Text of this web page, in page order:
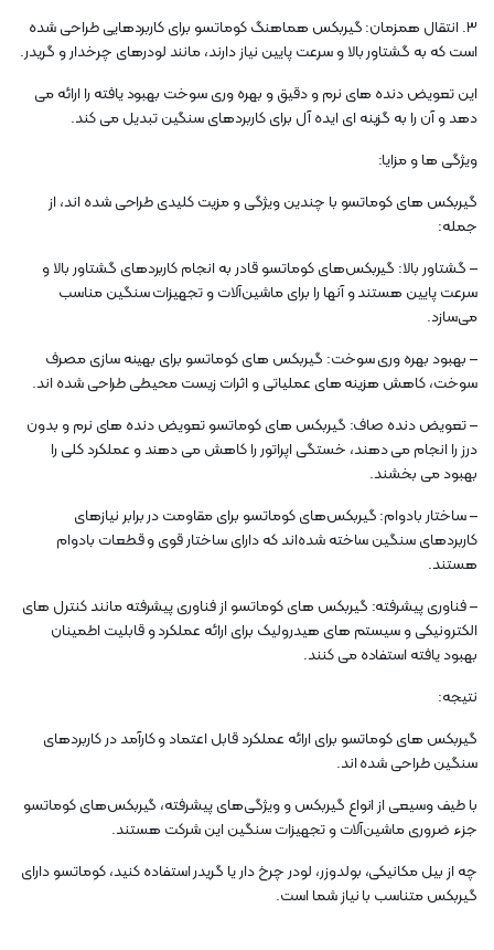
3. انتقال همزمان: گیربکس هماهنگ کوماتسو برای کاربردهایی طراحی شده
است که به گشتاور بالا و سرعت پایین نیاز دارند، مانند لودرهای چرخدار و گریدر.
این تعویض دنده های نرم و دقیق و بهره وری سوخت بهبود یافته را ارائه می
دهد و آن را به گزینه ای ایده آل برای کاربردهای سنگین تبدیل می کند.
ویژگی ها و مزایا:
گیربکس های کوماتسو با چندین ویژگی و مزیت کلیدی طراحی شده اند، از
جمله:
– گشتاور بالا: گیربکس‌های کوماتسو قادر به انجام کاربردهای گشتاور بالا و
سرعت پایین هستند و آنها را برای ماشین‌آلات و تجهیزات سنگین مناسب
می‌سازد.
– بهبود بهره وری سوخت: گیربکس های کوماتسو برای بهینه سازی مصرف
سوخت، کاهش هزینه های عملیاتی و اثرات زیست محیطی طراحی شده اند.
– تعویض دنده صاف: گیربکس های کوماتسو تعویض دنده های نرم و بدون
درز را انجام می دهند، خستگی اپراتور را کاهش می دهند و عملکرد کلی را
بهبود می بخشند.
– ساختار بادوام: گیربکس‌های کوماتسو برای مقاومت در برابر نیازهای
کاربردهای سنگین ساخته شده‌اند که دارای ساختار قوی و قطعات بادوام
هستند.
– فناوری پیشرفته: گیربکس های کوماتسو از فناوری پیشرفته مانند کنترل های
الکترونیکی و سیستم های هیدرولیک برای ارائه عملکرد و قابلیت اطمینان
بهبود یافته استفاده می کنند.
نتیجه:
گیربکس های کوماتسو برای ارائه عملکرد قابل اعتماد و کارآمد در کاربردهای
سنگین طراحی شده اند.
با طیف وسیعی از انواع گیربکس و ویژگی‌های پیشرفته، گیربکس‌های کوماتسو
جزء ضروری ماشین‌آلات و تجهیزات سنگین این شرکت هستند.
چه از بیل مکانیکی، بولدوزر، لودر چرخ دار یا گریدر استفاده کنید، کوماتسو دارای
گیربکس متناسب با نیاز شما است.